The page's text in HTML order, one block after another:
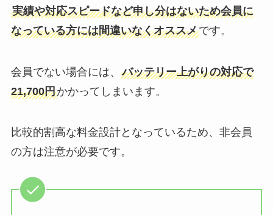
実績や対応スピードなど申し分はないため会員に
なっている方には間違いなくオススメです。
会員でない場合には、 バッテリー上がりの対応で
21,700円かかってしまいます。
比較的割高な料金設計となっているため、非会員
の方は注意が必要です。